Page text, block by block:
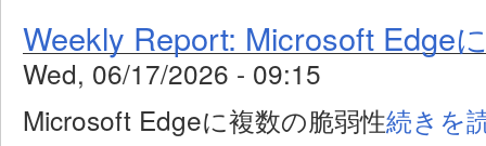
Weekly Report: Microsoft Edge
Wed, 06/17/2026 - 09:15
Microsoft Edgeに複数の脆弱性続きを